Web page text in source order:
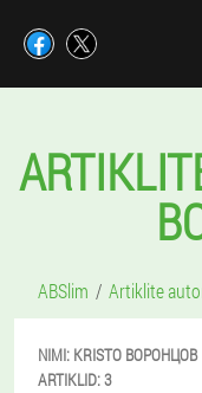
ABSlim Artiklite
NIMI: KRISTO ВОРОНЦОВ
ARTIKLID:3